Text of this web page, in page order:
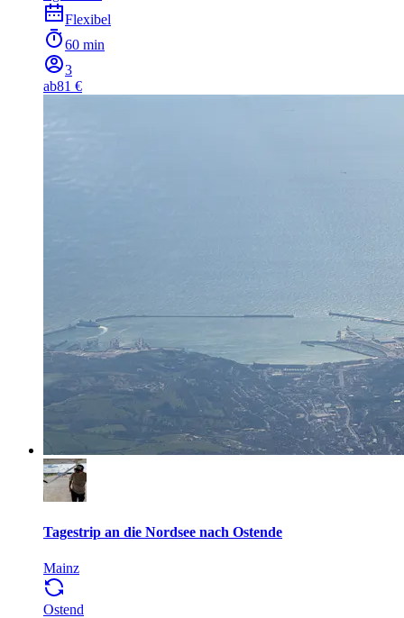
Flexibel
60 min
3
ab81 €
Tagestrip an die Nordsee nach Ostende
Mainz
Ostend